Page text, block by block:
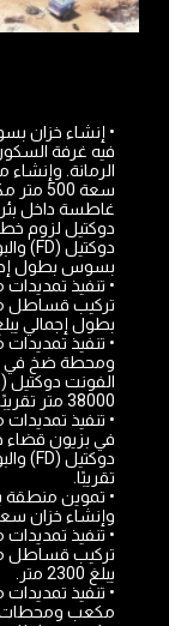
فيه غرفة
الرمانة.
سعة
غاطسة داخل
دوكتيل لزوم
بسوس بطول إجمالي
• تنفيذ
بطول إجمالي يبلغ 28500 متر
ومحطة ضخ في
38000 متر تقريبًا
في بزيون
تقريبًا.
• تموين منطقة
وإنشاء خزان سعة 100 مترك
• تنفيذ
يبلغ 2300 متر.
مكعب ومحطات